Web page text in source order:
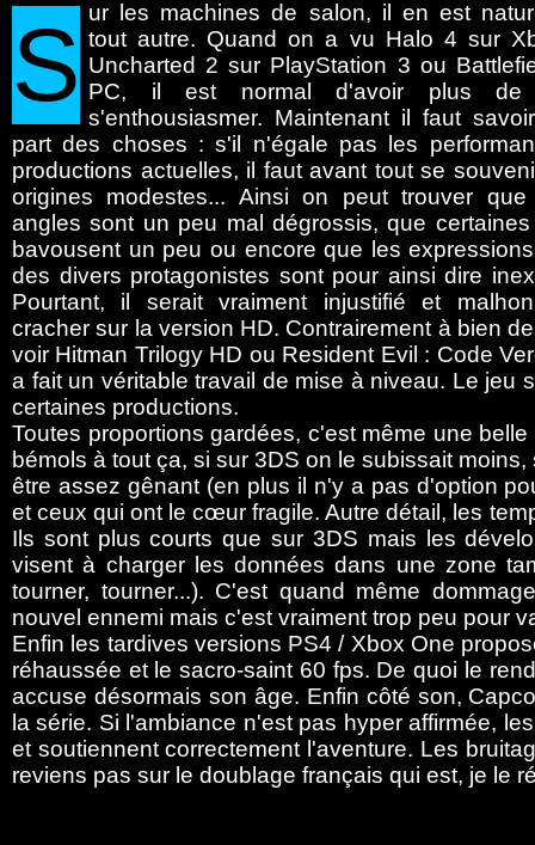
S ur
les machines de salon, il en est
tout autre. Quand on a vu Halo 4 sur
Uncharted 2 sur PlayStation 3 ou
PC, il est normal d'avoir plus
s'enthousiasmer. Maintenant il faut
part des choses : s'il n'égale pas les
productions actuelles, il faut avant tout se
origines modestes... Ainsi on peut trouver que
angles sont un peu mal dégrossis, que certaines
bavousent un peu ou encore que les
des divers protagonistes sont pour ainsi dire
Pourtant, il serait vraiment injustifié et
cracher sur la version HD. Contrairement à bien
voir Hitman Trilogy HD ou Resident Evil : Code
a fait un véritable travail de mise à niveau. Le jeu
certaines productions.
Toutes proportions gardées, c'est même une
bémols à tout ça, si sur 3DS on le subissait
être assez gênant (en plus il n'y a pas d'option
et ceux qui ont le cœur fragile. Autre détail, les
Ils sont plus courts que sur 3DS mais les
visent à charger les données dans une zone
tourner, tourner...). C'est quand même
nouvel ennemi mais c'est vraiment trop peu pour
Enfin les tardives versions PS4 / Xbox One
réhaussée et le sacro-saint 60 fps. De quoi le
accuse désormais son âge. Enfin côté son,
la série. Si l'ambiance n'est pas hyper affirmée,
et soutiennent correctement l'aventure. Les
reviens pas sur le doublage français qui est, je le